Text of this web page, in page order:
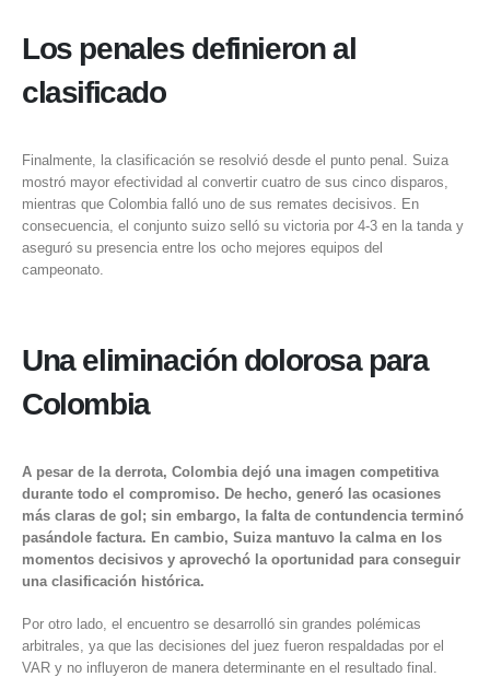
Los penales definieron al
clasificado
Finalmente, la clasificación se resolvió desde el punto penal. Suiza
mostró mayor efectividad al convertir cuatro de sus cinco disparos,
mientras que Colombia falló uno de sus remates decisivos. En
consecuencia, el conjunto suizo selló su victoria por 4-3 en la tanda y
aseguró su presencia entre los ocho mejores equipos del
campeonato.
Una eliminación dolorosa para
Colombia
A pesar de la derrota, Colombia dejó una imagen competitiva
durante todo el compromiso. De hecho, generó las ocasiones
más claras de gol; sin embargo, la falta de contundencia terminó
pasándole factura. En cambio, Suiza mantuvo la calma en los
momentos decisivos y aprovechó la oportunidad para conseguir
una clasificación histórica.
Por otro lado, el encuentro se desarrolló sin grandes polémicas
arbitrales, ya que las decisiones del juez fueron respaldadas por el
VAR y no influyeron de manera determinante en el resultado final.